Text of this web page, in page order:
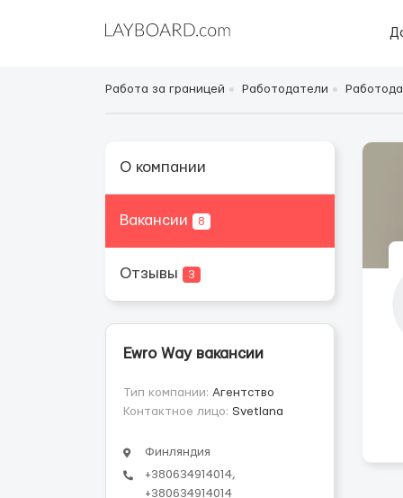
Работа за границей Работодатели
О компании
Вакансии 8
Отзывы 3
Ewro Way вакансии
Тип компании: Агентство
Контактное лицо: Svetlana
Финляндия
+380634914014,
+380634914014